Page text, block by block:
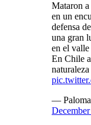
Mataron
en un
defensa
una gran
en el
En Chile
—